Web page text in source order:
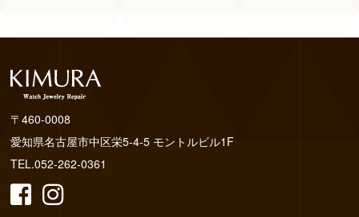
〒460-0008
愛知県名古屋市中区栄5-4-5 モントルビル1F
TEL.052-262-0361